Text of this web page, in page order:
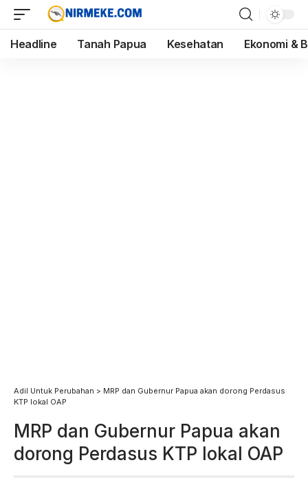
Headline Tanah Papua Kesehatan Ekonomi &
Adil Untuk Perubahan > MRP dan Gubernur Papua akan dorong Perdasus
KTP lokal OAP
MRP dan Gubernur Papua akan
dorong Perdasus KTP lokal OAP